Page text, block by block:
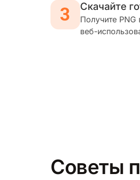
Скачайте
Получите
веб-
Советы